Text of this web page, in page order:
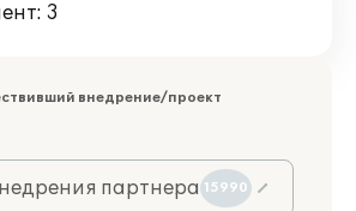
3
внедрение/проект
партнера 15990